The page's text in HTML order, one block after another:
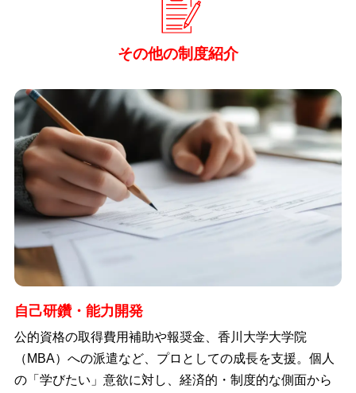
その他の制度紹介
自己研鑽・能力開発
公的資格の取得費用補助や報奨金、香川大学大学院
（MBA）への派遣など、プロとしての成長を支援。個人
の「学びたい」意欲に対し、経済的・制度的な側面から